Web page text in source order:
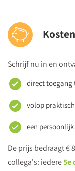
Schrijf nu in en
direct toegang
volop
een
De prijs bedraagt €
collega's: iedere5e